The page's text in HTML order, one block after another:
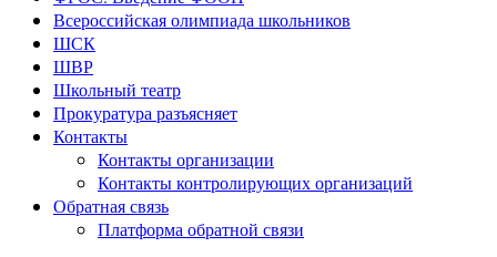
Всероссийская олимпиада школьников
ШСК
ШВР
Школьный театр
Прокуратура разъясняет
Контакты
Контакты организации
Контакты контролирующих организаций
Обратная связь
Платформа обратной связи